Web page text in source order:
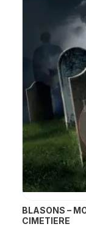
BLASONS –
CIMETIERE